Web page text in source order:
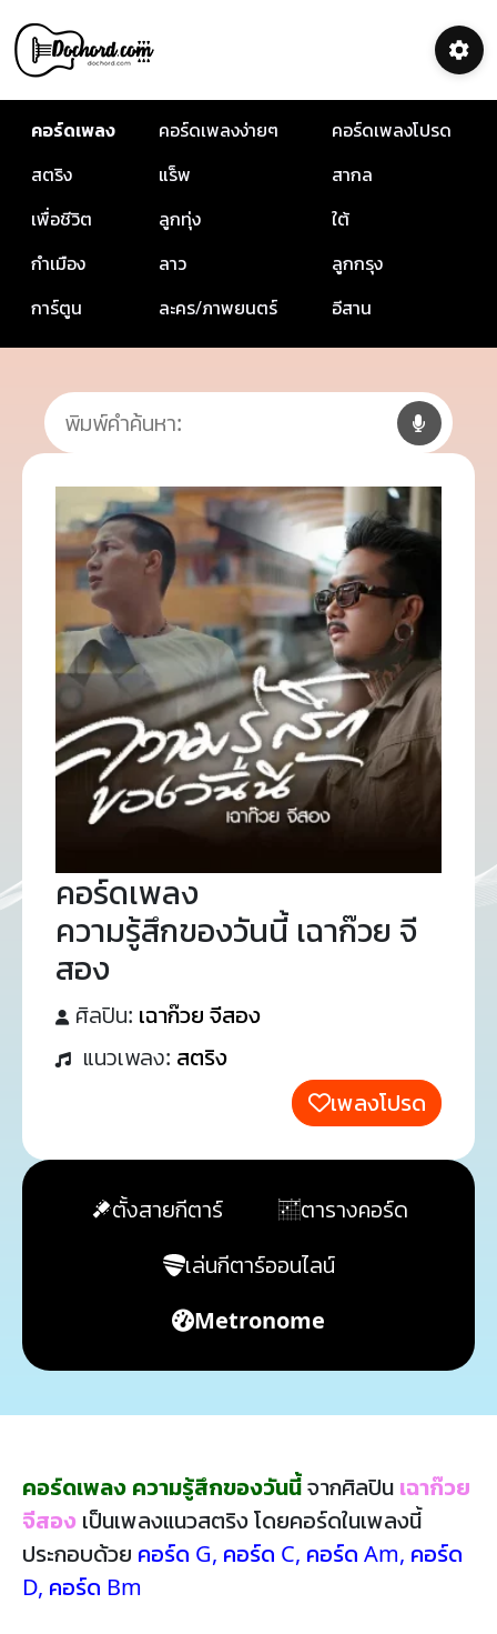
คอร์ดเพลง คอร์ดเพลงง่ายๆ
คอร์ดเพลงโปรด
สตริง
แร็พ
สากล
เพื่อชีวิต
ลูกทุ่ง
ใต้
กำเมือง
ลาว
ลูกกรุง
การ์ตูน
ละคร/ภาพยนตร์ อีสาน
คอร์ดเพลง
ความรู้สึกของวันนี้ เฉาก๊วย จี
สอง
ศิลปิน: เฉาก๊วย จีสอง
แนวเพลง: สตริง
เพลงโปรด
ตั้งสายกีตาร์
ตารางคอร์ด
เล่นกีตาร์ออนไลน์
Metronome
คอร์ดเพลง ความรู้สึกของวันนี้จากศิลปิน เฉาก๊วย
จีสอง เป็นเพลงแนวสตริง โดยคอร์ดในเพลงนี้
ประกอบด้วย คอร์ด G, คอร์ด C, คอร์ด Am, คอร์ด
D, คอร์ด Bm